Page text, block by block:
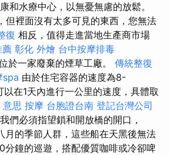
和水療中心，以無憂無慮的放鬆。
但裡面沒有太多可見的東西，您無法
復 相反，值得走進當地生產商市場
薦 彰化 外燴 台中按摩排毒
於一家廢棄的煙草工廠。 傳統整復
spa 由於住宅容器的速度為8-
在1天內進行一公里的速度，具體取
意思 按摩 台胞證台南 登記台灣公司
們必須指望鎖和開放橋的開口，
月的季節人群，這些船在天黑後無法
分鐘的巡遊，搭配優質咖啡或冷卻啤